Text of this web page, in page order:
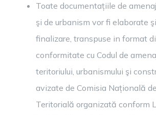
Toate documentațiile de
şi de urbanism vor fi elaborate
finalizare, transpuse in format
conformitate cu Codul de
teritoriului, urbanismului şi
avizate de Comisia Națională
Teritorială organizată conform